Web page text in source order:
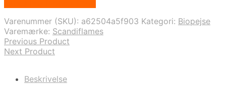
Varenummer (SKU): a62504a5f903 Kategori: Biopejse
Varemærke: Scandiflames
Previous Product
Next Product
Beskrivelse